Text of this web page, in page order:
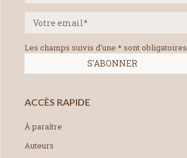
Les champs suivis d'une * sont obligatoires
ACCÈS RAPIDE
À paraître
Auteurs